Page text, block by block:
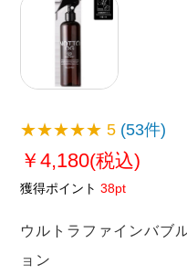
★★★★★5 (53件)
￥4,180(税込)
獲得ポイント 38pt
ウルトラファインバブ
ョン